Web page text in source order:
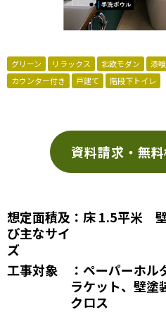
グリーン リラックス 北欧モダン 漆喰
カウンター付き
戸建て 階段下トイレ
資料請求・無
想定面積及
び主なサイ
ズ
：床 1.5平米
工事対象
：ペーパーホ
ラケット、壁塗
クロス